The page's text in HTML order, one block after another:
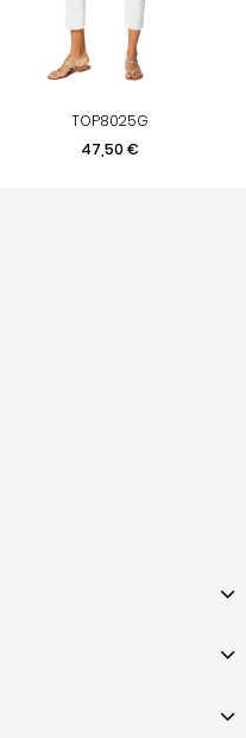
TOP8025G
Prix
47,50 €